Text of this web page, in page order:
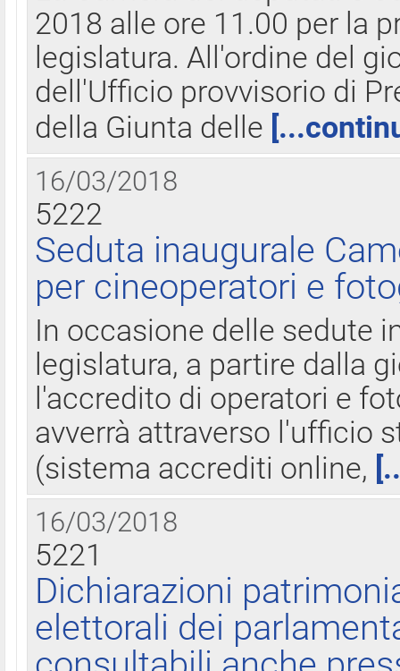
2018 alle ore 11.00 per la
legislatura. All'ordine del
dell'Ufficio provvisorio di
della Giunta delle
16/03/2018
5222
Seduta inaugurale
per cineoperatori e
In occasione delle sedute
legislatura, a partire dalla
l'accredito di operatori e
avverrà attraverso l'ufficio
(sistema accrediti online,
16/03/2018
5221
Dichiarazioni
elettorali dei